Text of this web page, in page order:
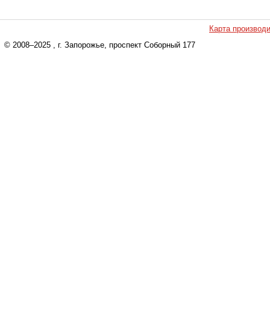
Карта
© 2008–2025 , г. Запорожье, проспект Соборный 177